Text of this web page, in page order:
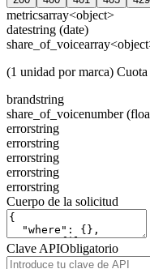
metricsarray<object>
datestring (date)
share_of_voice
(1 unidad por marca)
brandstring
share_of_voicenumber
errorstring
errorstring
errorstring
errorstring
errorstring
Cuerpo de la solicitud
Clave APIObligatorio